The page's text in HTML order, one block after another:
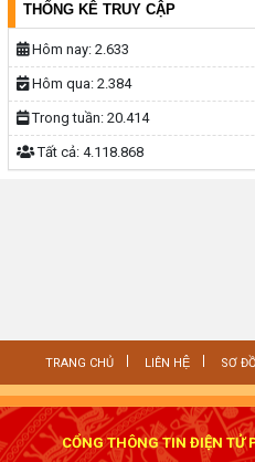
THỐNG KÊ TRUY CẬP
Hôm nay: 2.633
Hôm qua: 2.384
Trong tuần: 20.414
Tất cả: 4.118.868
TRANG CHỦ LIÊN HỆ SƠ
CỔNG THÔNG TIN ĐIỆN TỬ